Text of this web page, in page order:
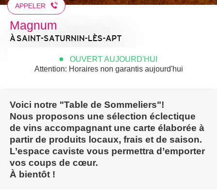
APPELER
Magnum
À SAINT-SATURNIN-LÈS-APT
OUVERT AUJOURD'HUI
Attention: Horaires non garantis aujourd'hui
Voici notre "Table de Sommeliers"!
Nous proposons une sélection éclectique
de vins accompagnant une carte élaborée à
partir de produits locaux, frais et de saison.
L’espace caviste vous permettra d’emporter
vos coups de cœur.
À bientôt !